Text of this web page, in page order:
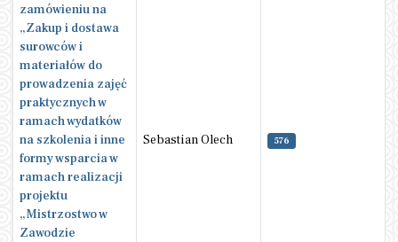
zamówieniu na
„Zakup i dostawa
surowców i
materiałów do
prowadzenia zajęć
praktycznych w
ramach wydatków
na szkolenia i inne
formy wsparcia w
ramach realizacji
projektu
„Mistrzostwo w
Zawodzie
Sebastian Olech 576